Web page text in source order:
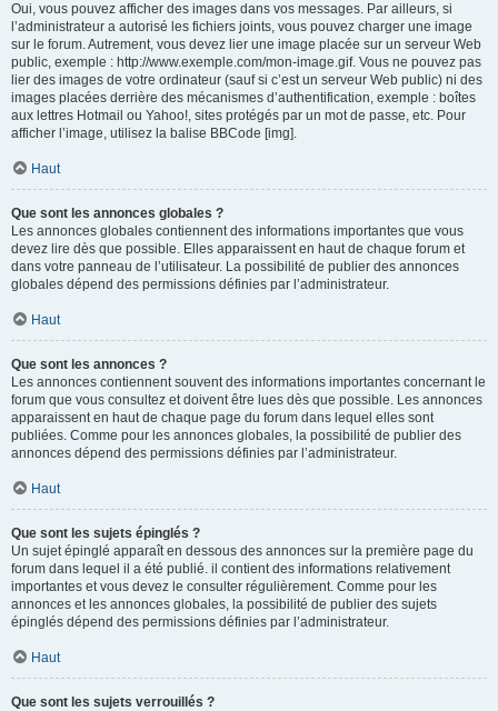
Oui, vous pouvez afficher des images dans vos messages. Par ailleurs, si
l’administrateur a autorisé les fichiers joints, vous pouvez charger une image
sur le forum. Autrement, vous devez lier une image placée sur un serveur Web
public, exemple : http://www.exemple.com/mon-image.gif. Vous ne pouvez pas
lier des images de votre ordinateur (sauf si c’est un serveur Web public) ni des
images placées derrière des mécanismes d’authentification, exemple : boîtes
aux lettres Hotmail ou Yahoo!, sites protégés par un mot de passe, etc. Pour
afficher l’image, utilisez la balise BBCode [img].
Haut
Que sont les annonces globales ?
Les annonces globales contiennent des informations importantes que vous
devez lire dès que possible. Elles apparaissent en haut de chaque forum et
dans votre panneau de l’utilisateur. La possibilité de publier des annonces
globales dépend des permissions définies par l’administrateur.
Haut
Que sont les annonces ?
Les annonces contiennent souvent des informations importantes concernant le
forum que vous consultez et doivent être lues dès que possible. Les annonces
apparaissent en haut de chaque page du forum dans lequel elles sont
publiées. Comme pour les annonces globales, la possibilité de publier des
annonces dépend des permissions définies par l’administrateur.
Haut
Que sont les sujets épinglés ?
Un sujet épinglé apparaît en dessous des annonces sur la première page du
forum dans lequel il a été publié. il contient des informations relativement
importantes et vous devez le consulter régulièrement. Comme pour les
annonces et les annonces globales, la possibilité de publier des sujets
épinglés dépend des permissions définies par l’administrateur.
Haut
Que sont les sujets verrouillés ?